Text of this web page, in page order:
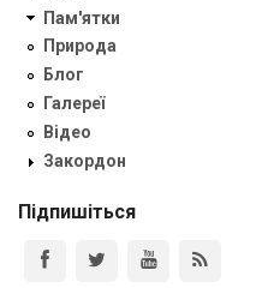
Пам'ятки
Природа
Блог
Галереї
Відео
Закордон
Підпишіться